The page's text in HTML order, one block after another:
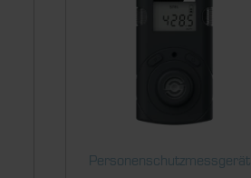
Personenschutzmessgerät